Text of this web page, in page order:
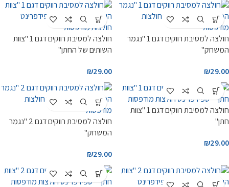
חולצה למסיבת רווקים דגם 1 "נגמר
המשחק"
₪29.00
חולצה למסיבת רווקים דגם 1 "צוות
השותים של החתן"
₪29.00
חולצה למסיבת רווקים דגם 1 "צוות
חתן"
₪29.00
חולצה למסיבת רווקים דגם 2 "נגמר
המשחק"
₪29.00